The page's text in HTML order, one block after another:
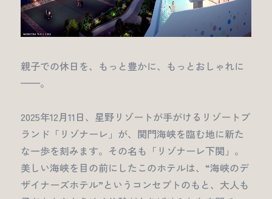
親子での休日を、もっと豊かに、もっとおしゃれに
——。
2025年12月11日、星野リゾートが手がけるリゾートブ
ランド「リゾナーレ」が、関門海峡を臨む地に新た
な一歩を刻みます。その名も「リゾナーレ下関」。
美しい海峡を目の前にしたこのホテルは、“海峡のデ
ザイナーズホテル”というコンセプトのもと、大人も